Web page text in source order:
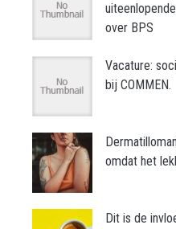
over BPS
Vacature:
bij COMMEN.
omdat het
Dit is de